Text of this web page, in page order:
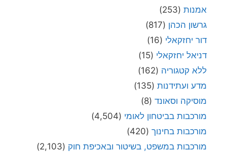
אמנות (253)
גרשון הכהן (817)
דור יחזקאלי (16)
דניאל יחזקאלי (15)
ללא קטגוריה (162)
מדע ועתידנות (135)
מוסיקה וסאונד (8)
מורכבות בביטחון לאומי (4,504)
מורכבות בחינוך (420)
מורכבות במשפט, בשיטור ובאכיפת חוק (2,103)